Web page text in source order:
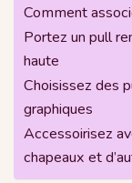
Comment
Portez un pull
haute
Choisissez des
graphiques
Accessoirisez
chapeaux et